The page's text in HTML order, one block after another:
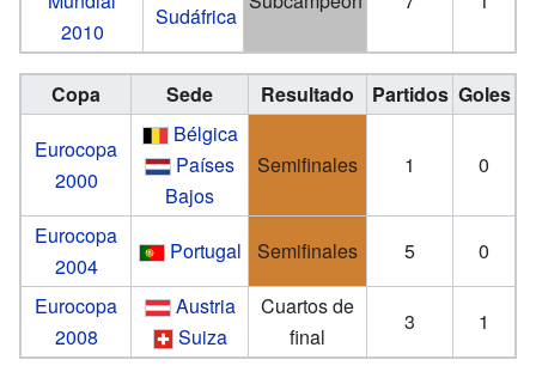
2010
Sudáfrica
Copa Sede Resultado Partidos Goles
Eurocopa
2000
Bélgica
Países
Bajos
Semifinales 1 0
Eurocopa
2004
Portugal Semifinales 5
0
Eurocopa
2008
Austria
Suiza
Cuartos de
final
3 1